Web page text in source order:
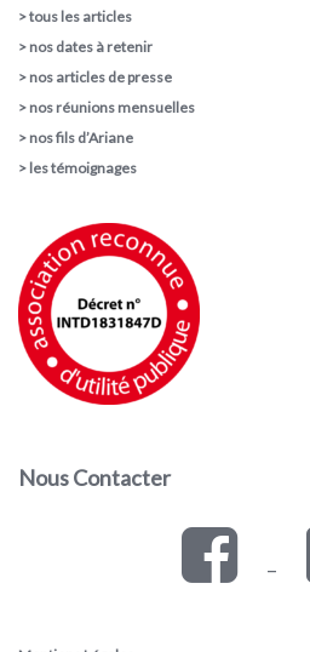
>tous les articles
> nos dates à retenir
> nos articles de presse
> nos réunions mensuelles
> nos fils d’Ariane
> les témoignages
Nous Contacter
–